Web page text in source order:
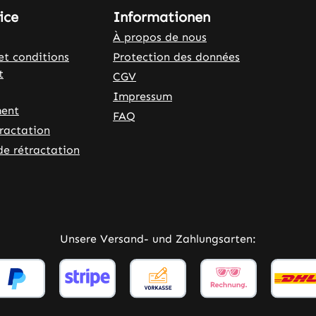
conditions
rétractation
Informationen
À propos de nous
Protection des données
CGV
Impressum
FAQ
Unsere Versand- und Zahlungsarten: